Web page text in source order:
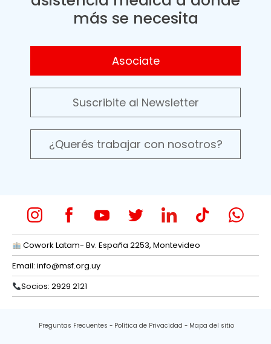
más se necesita
Asociate
Suscribite al Newsletter
¿Querés trabajar con nosotros?
Cowork Latam- Bv. España 2253, Montevideo
Email: info@msf.org.uy
Socios: 2929 2121
Preguntas Frecuentes Política de Privacidad Mapa del sitio